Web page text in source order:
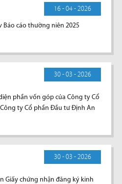
16 - 04 - 2026
Báo cáo thường niên 2025
30 - 03 - 2026
phần vốn góp của Công ty Cổ
ty Cổ phần Đầu tư Định An
30 - 03 - 2026
Giấy chứng nhận đăng ký kinh